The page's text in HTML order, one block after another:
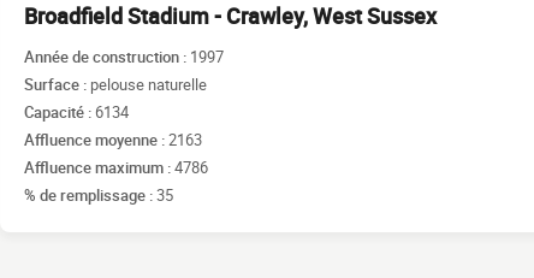
Broadfield Stadium - Crawley, West Sussex
Année de construction : 1997
Surface : pelouse naturelle
Capacité :6134
Affluence moyenne :2163
Affluence maximum :4786
% de remplissage :35